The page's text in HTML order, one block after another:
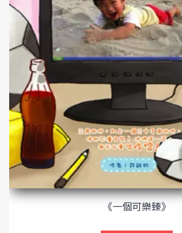
《一個可樂臻》